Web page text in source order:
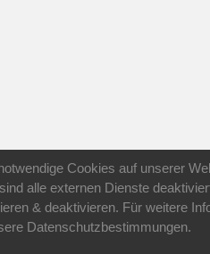
Cookies auf unserer
alle externen Dienste
& deaktivieren. Für weitere
Datenschutzbestimmungen.